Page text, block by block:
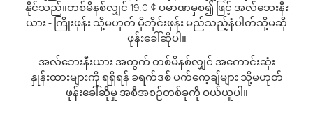
နိုင်သည်။တစ်မိနစ်လျှင် 19.0 ¢ ပမာဏမှစ၍ ဖြင့် အလ်ဘေးနီး
ယား - ကြိုးဖုန်း သို့မဟုတ် မိုဘိုင်းဖုန်း မည်သည့်နံပါတ်သို့မဆို
ဖုန်းခေါ်ဆိုပါ။
အလ်ဘေးနီးယား အတွက် တစ်မိနစ်လျှင် အကောင်းဆုံး
နှုန်းထားများကို ရရှိရန် ခရက်ဒစ် ပက်ကေ့ချ်များ သို့မဟုတ်
ဖုန်းခေါ်ဆိုမှု အစီအစဉ်တစ်ခုကို ဝယ်ယူပါ။